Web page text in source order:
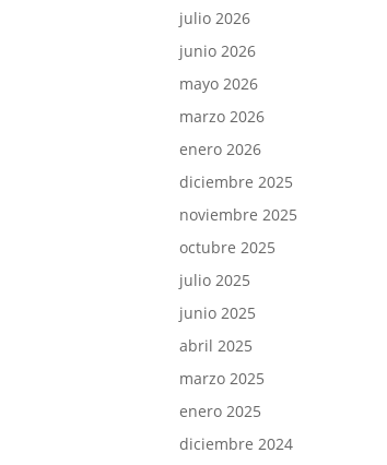
julio 2026
junio 2026
mayo 2026
marzo 2026
enero 2026
diciembre 2025
noviembre 2025
octubre 2025
julio 2025
junio 2025
abril 2025
marzo 2025
enero 2025
diciembre 2024